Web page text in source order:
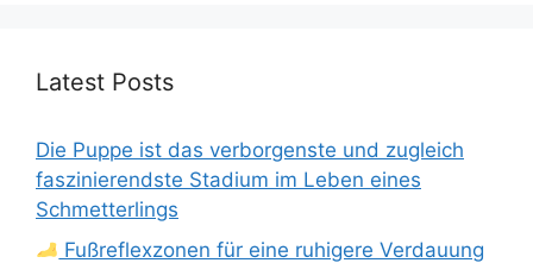
Latest Posts
Die Puppe ist das verborgenste und zugleich
faszinierendste Stadium im Leben eines
Schmetterlings
Fußreflexzonen für eine ruhigere Verdauung